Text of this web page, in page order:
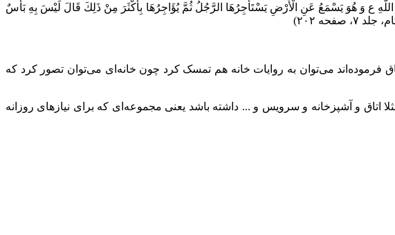
ع وَ هُوَ يَسْمَعُ عَنِ الْأَرْضِ يَسْتَأْجِرُهَا الرَّجُلُ ثُمَّ يُؤَاجِرُهَا بِأَكْثَرَ مِنْ ذَلِكَ قَالَ لَيْسَ بِهِ بَأْسٌ
فرموده‌اند می‌توان به روایات خانه هم تمسک کرد چون خانه‌ای می‌توان تصور کرد که
و آشپزخانه و سرویس و ... داشته باشد یعنی مجموعه‌ای که برای نیازهای روزانه